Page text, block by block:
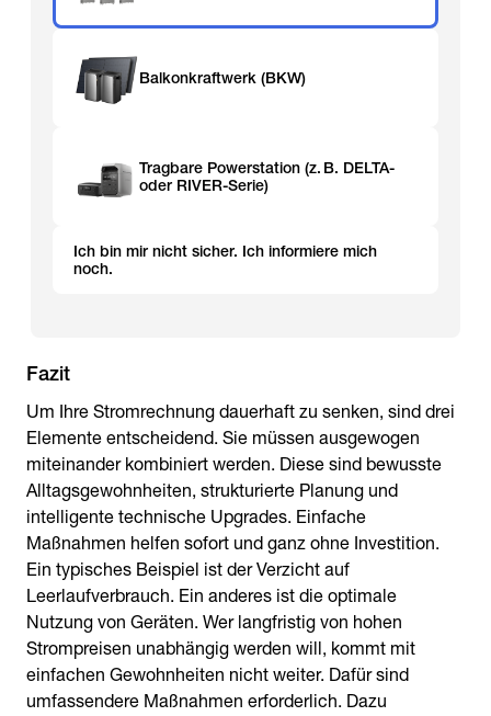
Balkonkraftwerk (BKW)
Tragbare Powerstation (z. B. DELTA-
oder RIVER-Serie)
Ich bin mir nicht sicher. Ich informiere mich
noch.
Fazit
Um Ihre Stromrechnung dauerhaft zu senken, sind drei
Elemente entscheidend. Sie müssen ausgewogen
miteinander kombiniert werden. Diese sind bewusste
Alltagsgewohnheiten, strukturierte Planung und
intelligente technische Upgrades. Einfache
Maßnahmen helfen sofort und ganz ohne Investition.
Ein typisches Beispiel ist der Verzicht auf
Leerlaufverbrauch. Ein anderes ist die optimale
Nutzung von Geräten. Wer langfristig von hohen
Strompreisen unabhängig werden will, kommt mit
einfachen Gewohnheiten nicht weiter. Dafür sind
umfassendere Maßnahmen erforderlich. Dazu